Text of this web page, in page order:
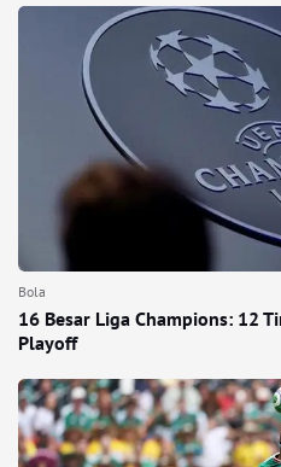
Bola
16 Besar Liga Champions: 12
Playoff